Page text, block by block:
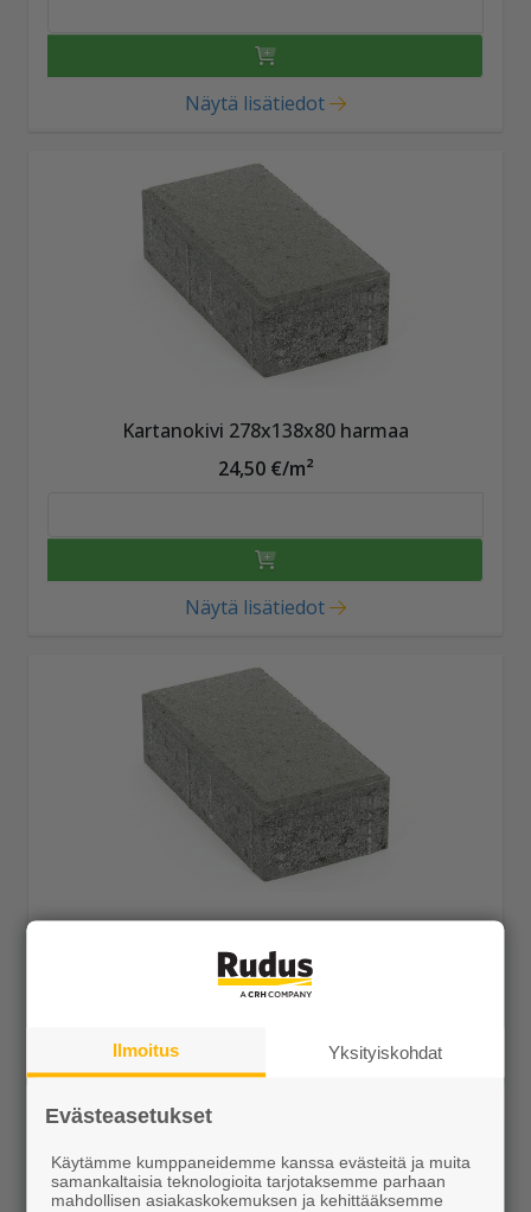
Näytä lisätiedot
Kartanokivi 278x138x80 harmaa
24,50 €/m²
Näytä lisätiedot
37,05 €/m²
Näytä lisätiedot
Ilmoitus Yksityiskohdat
Evästeasetukset
Käytämme kumppaneidemme kanssa evästeitä ja muita
samankaltaisia teknologioita tarjotaksemme parhaan
mahdollisen asiakaskokemuksen ja kehittääksemme